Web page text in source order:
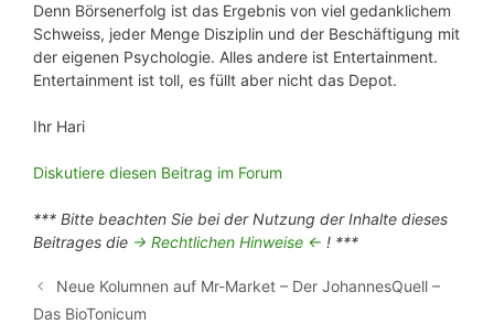
Denn Börsenerfolg ist das Ergebnis von viel gedanklichem
Schweiss, jeder Menge Disziplin und der Beschäftigung mit
der eigenen Psychologie. Alles andere ist Entertainment.
Entertainment ist toll, es füllt aber nicht das Depot.
Ihr Hari
Diskutiere diesen Beitrag im Forum
*** Bitte beachten Sie bei der Nutzung der Inhalte dieses
Beitrages die -> Rechtlichen Hinweise <- ! ***
Neue Kolumnen auf Mr-Market – Der JohannesQuell –
Das BioTonicum